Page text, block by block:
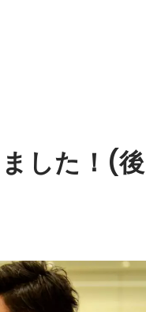
した！(後